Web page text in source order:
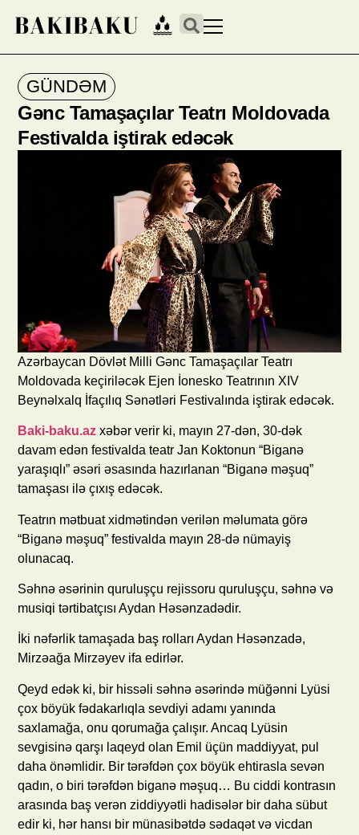
GÜNDƏM
Gənc Tamaşaçılar Teatrı Moldovada
Festivalda iştirak edəcək
Azərbaycan Dövlət Milli Gənc Tamaşaçılar Teatrı
Moldovada keçiriləcək Ejen İonesko Teatrının XIV
Beynəlxalq İfaçılıq Sənətləri Festivalında iştirak edəcək.
Baki-baku.az xəbər verir ki, mayın 27-dən, 30-dək
davam edən festivalda teatr Jan Koktonun “Biganə
yaraşıqlı” əsəri əsasında hazırlanan “Biganə məşuq”
tamaşası ilə çıxış edəcək.
Teatrın mətbuat xidmətindən verilən məlumata görə
“Biganə məşuq” festivalda mayın 28-də nümayiş
olunacaq.
Səhnə əsərinin quruluşçu rejissoru quruluşçu, səhnə və
musiqi tərtibatçısı Aydan Həsənzadədir.
İki nəfərlik tamaşada baş rolları Aydan Həsənzadə,
Mirzəağa Mirzəyev ifa edirlər.
Qeyd edək ki, bir hissəli səhnə əsərində müğənni Lyüsi
çox böyük fədakarlıqla sevdiyi adamı yanında
saxlamağa, onu qorumağa çalışır. Ancaq Lyüsin
sevgisinə qarşı laqeyd olan Emil üçün maddiyyat, pul
daha önəmlidir. Bir tərəfdən çox böyük ehtirasla sevən
qadın, o biri tərəfdən biganə məşuq… Bu ciddi kontrasın
arasında baş verən ziddiyyətli hadisələr bir daha sübut
edir ki, hər hansı bir münasibətdə sədaqət və vicdan